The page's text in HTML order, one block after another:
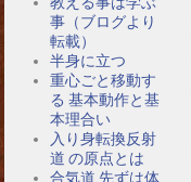
事（ブログより
転載）
半身に立つ
重心ごと移動す
る 基本動作と基
本理合い
入り身転換反射
道 の原点とは
合気道 先ずは体